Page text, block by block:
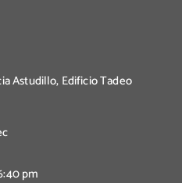
Astudillo, Edificio Tadeo
pm